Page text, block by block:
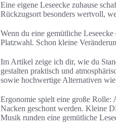
Eine eigene Leseecke zuhause
Rückzugsort besonders wertvoll,
Wenn du eine gemütliche
Platzwahl. Schon kleine
Im Artikel zeige ich dir, wie du
gestalten praktisch und
sowie hochwertige Alternativen
Ergonomie spielt eine große Rolle:
Nacken geschont werden. Kleine
Musik runden eine gemütliche